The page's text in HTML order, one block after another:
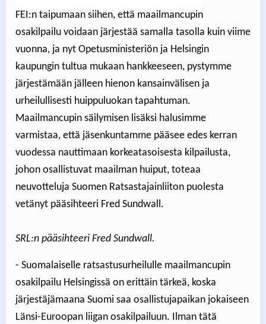
FEI:n taipumaan siihen, että maailmancupin
osakilpailu voidaan järjestää samalla tasolla kuin viime
vuonna, ja nyt Opetusministeriön ja Helsingin
kaupungin tultua mukaan hankkeeseen, pystymme
järjestämään jälleen hienon kansainvälisen ja
urheilullisesti huippuluokan tapahtuman.
Maailmancupin säilymisen lisäksi halusimme
varmistaa, että jäsenkuntamme pääsee edes kerran
vuodessa nauttimaan korkeatasoisesta kilpailusta,
johon osallistuvat maailman huiput, toteaa
neuvotteluja Suomen Ratsastajainliiton puolesta
vetänyt pääsihteeri Fred Sundwall.
SRL:n pääsihteeri Fred Sundwall.
- Suomalaiselle ratsastusurheilulle maailmancupin
osakilpailu Helsingissä on erittäin tärkeä, koska
järjestäjämaana Suomi saa osallistujapaikan jokaiseen
Länsi-Euroopan liigan osakilpailuun. Ilman tätä